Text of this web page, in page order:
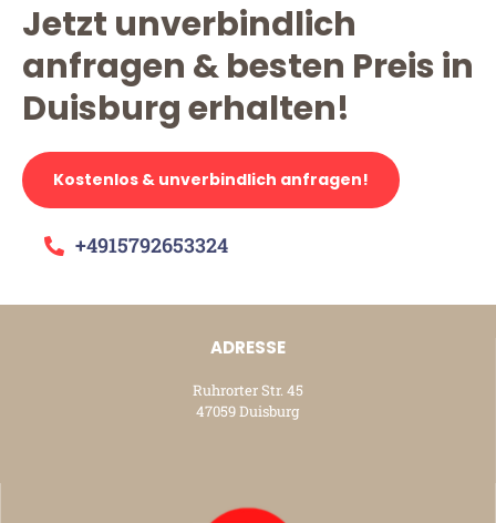
Jetzt unverbindlich
anfragen & besten Preis in
Duisburg erhalten!
Kostenlos & unverbindlich anfragen!
+4915792653324
ADRESSE
Ruhrorter Str. 45
47059 Duisburg